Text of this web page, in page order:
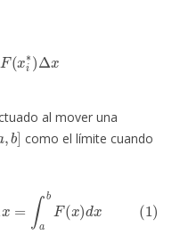
al mover una
a,b]
como el límite cuando
x=